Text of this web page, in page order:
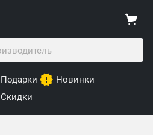
Подарки
Новинки
Скидки